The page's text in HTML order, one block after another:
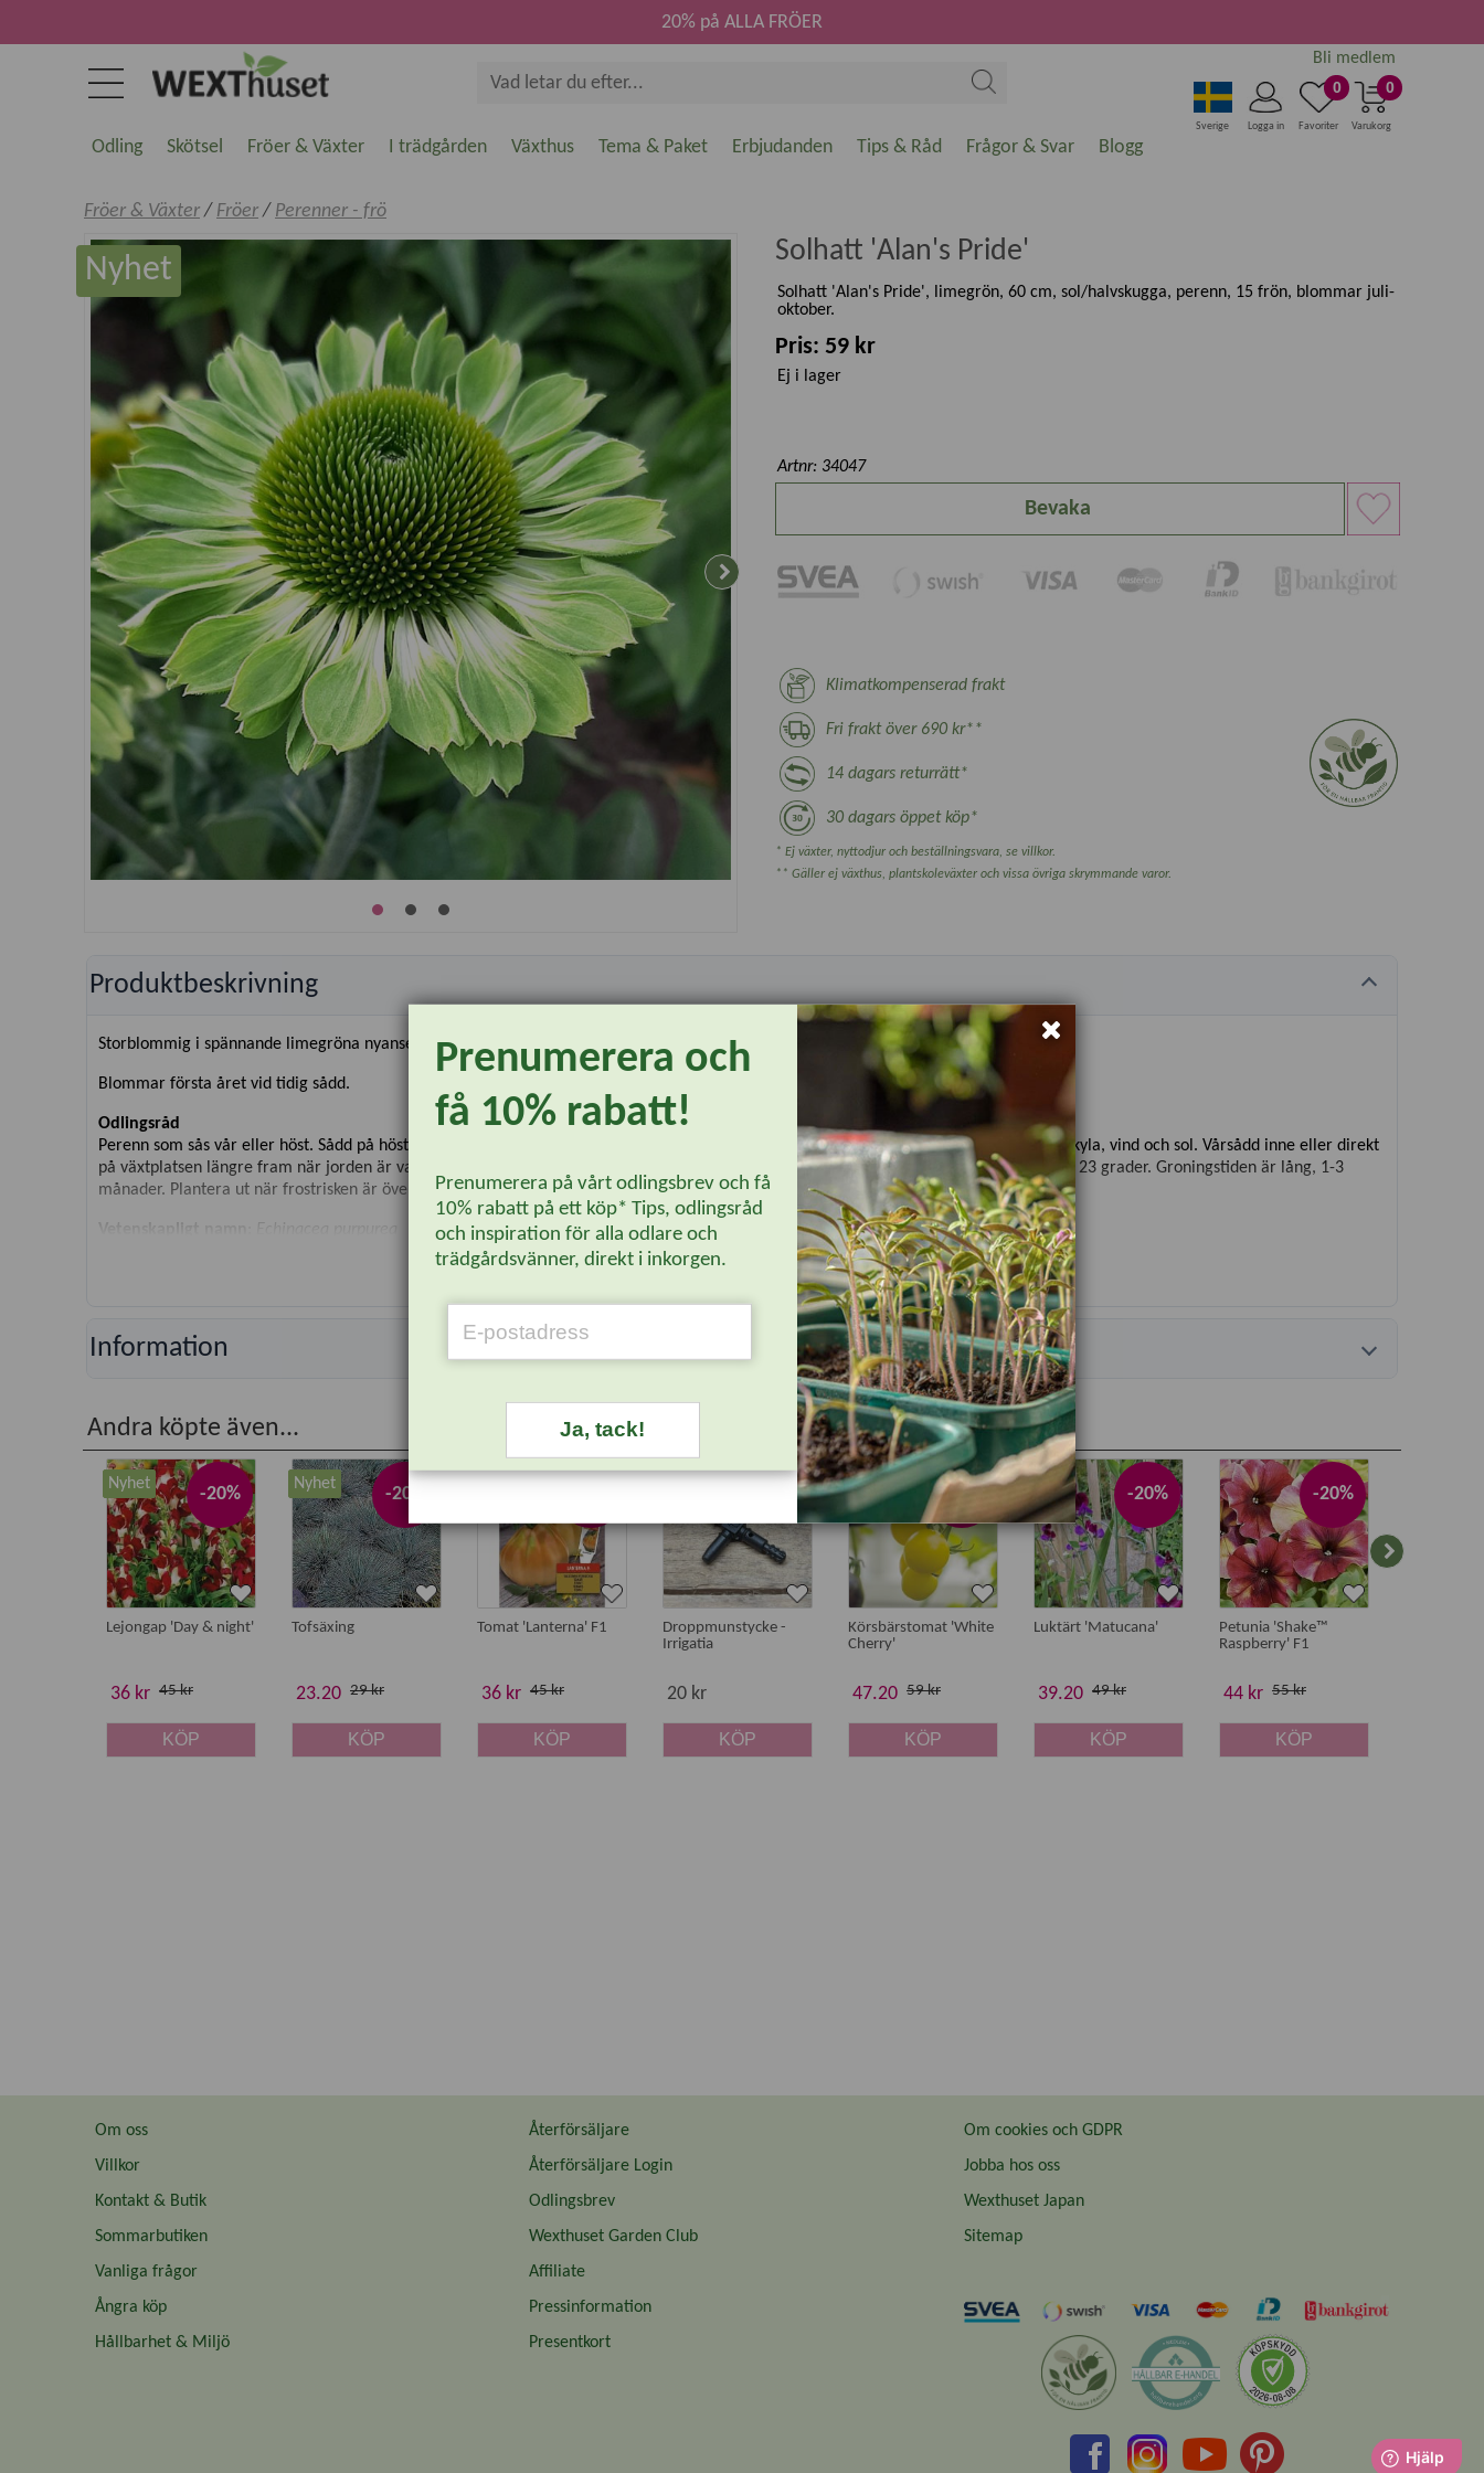
0
Varukorg
0
Favoriter
Logga in
Sverige
Bli medlem
20% på ALLA FRÖER
Odling Skötsel Fröer & Växter I trädgården Växthus Tema & Paket Erbjudanden Tips & Råd Frågor & Svar Blogg
Fröer & Växter/ Fröer/ Perenner - frö
Nyhet
Solhatt 'Alan's Pride'
Solhatt 'Alan's Pride', limegrön, 60 cm, sol/halvskugga, perenn, 15 frön, blommar juli-
oktober.
Pris: 59 kr
Ej i lager
Artnr: 34047
Bevaka
Klimatkompenserad frakt
Fri frakt över 690 kr**
14 dagars returrätt*
30 dagars öppet köp*
* Ej växter, nyttodjur och beställningsvara, se villkor.
** Gäller ej växthus, plantskoleväxter och vissa övriga skrymmande varor.
Produktbeskrivning
Storblommig i spännande limegröna nyanser. Älskas av våra pollinatörer! Fin i rabatt, samplanteringar och i buketter.
Blommar första året vid tidig sådd.
Odlingsråd
Perenn som sås vår eller höst. Sådd på hösten sker utomhus i väldränerade krukor i såjord. Täck med fiberduk för skydd mot uttorkande kyla, vind och sol. Vårsådd inne eller direkt
på växtplatsen längre fram när jorden är varm. Använd växtlampa vid tidig vårsådd. Vid förodling i kruka, använd såjord. Ställ varmt, ca 23 grader. Groningstiden är lång, 1-3
månader. Plantera ut när frostrisken är över. Trivs på en solig plats i väldränerad jord.
Såtid: Maj-Juni/Sept-Okt
Blomn./Skörd: Juli-Oktober
Härdighet:B
Antal: 15 frön
Läs mer...
Information
Andra köpte även...
-20%
Nyhet
Lejongap 'Day & night'
36 kr 45 kr
KÖP
-20%
Nyhet
Tofsäxing
23.20 29 kr
KÖP
Nyhet
Tomat 'Lanterna' F1
36 kr 45 kr
KÖP
Nyhet
Droppmunstycke -
Irrigatia
20 kr
KÖP
-20%
Körsbärstomat 'White
Cherry'
47.20 59 kr
KÖP
-20%
Luktärt 'Matucana'
39.20 49 kr
KÖP
-20%
Petunia 'Shake™
Raspberry' F1
44 kr 55 kr
KÖP
Om oss
Villkor
Kontakt & Butik
Sommarbutiken
Vanliga frågor
Ångra köp
Hållbarhet & Miljö
Återförsäljare
Återförsäljare Login
Odlingsbrev
Wexthuset Garden Club
Affiliate
Pressinformation
Presentkort
Om cookies och GDPR
Jobba hos oss
Wexthuset Japan
Sitemap
Prenumerera och
få 10% rabatt!
Prenumerera på vårt odlingsbrev och få
10% rabatt på ett köp* Tips, odlingsråd
och inspiration för alla odlare och
trädgårdsvänner, direkt i inkorgen.
Ja, tack!